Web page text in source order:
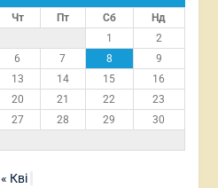
Чт Пт Сб
Нд
1
2
6 7 8
9
13 14 15
16
20 21 22
23
27 28 29
30
« Кві